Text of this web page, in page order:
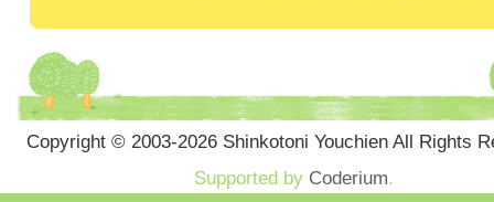
Copyright © 2003-2026 Shinkotoni Youchien All Rights
Supported by Coderium.